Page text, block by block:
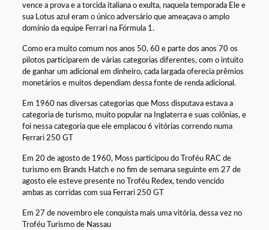
vence a prova e a torcida italiana o exulta, naquela temporada Ele e
sua Lotus azul eram o único adversário que ameaçava o amplo
domínio da equipe Ferrari na Fórmula 1.
Como era muito comum nos anos 50, 60 e parte dos anos 70 os
pilotos participarem de várias categorias diferentes, com o intuito
de ganhar um adicional em dinheiro, cada largada oferecia prêmios
monetários e muitos dependiam dessa fonte de renda adicional.
Em 1960 nas diversas categorias que Moss disputava estava a
categoria de turismo, muito popular na Inglaterra e suas colônias, e
foi nessa categoria que ele emplacou 6 vitórias correndo numa
Ferrari 250 GT
Em 20 de agosto de 1960, Moss participou do Troféu RAC de
turismo em Brands Hatch e no fim de semana seguinte em 27 de
agosto ele esteve presente no Troféu Redex, tendo vencido
ambas as corridas com sua Ferrari 250 GT
Em 27 de novembro ele conquista mais uma vitória, dessa vez no
Troféu Turismo de Nassau